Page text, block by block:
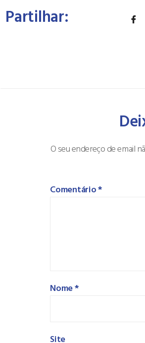
Partilhar:
O seu endereço de email
Comentário*
Nome*
Site